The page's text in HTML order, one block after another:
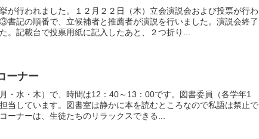
が行われました。１２月２２日（木）立会演説会および投票が行わ
記の順番で、立候補者と推薦者が演説を行いました。演説会終了
。記載台で投票用紙に記入したあと、２つ折り...
ーナー
・水・木）で、時間は12：40～13：00です。図書委員（各学年1
当しています。図書室は静かに本を読むところなので私語は禁止で
ーナーは、生徒たちのリラックスできる...